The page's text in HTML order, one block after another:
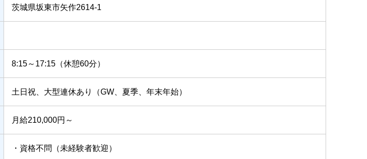
茨城県坂東市矢作2614-1
8:15～17:15（休憩60分）
土日祝、大型連休あり（GW、夏季、年末年始）
月給210,000円～
・資格不問（未経験者歓迎）